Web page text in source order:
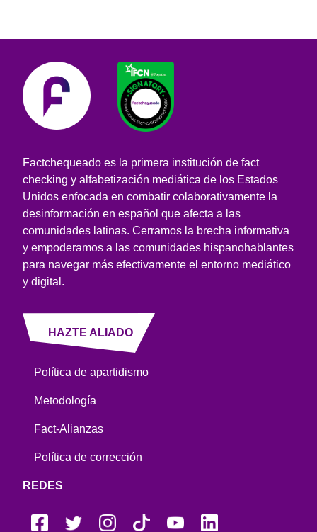
Factchequeado es la primera institución de fact
checking y alfabetización mediática de los Estados
Unidos enfocada en combatir colaborativamente la
desinformación en español que afecta a las
comunidades latinas. Cerramos la brecha informativa
y empoderamos a las comunidades hispanohablantes
para navegar más efectivamente el entorno mediático
y digital.
HAZTE ALIADO
Política de apartidismo
Metodología
Fact-Alianzas
Política de corrección
REDES